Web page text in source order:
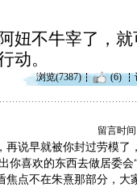
妞不牛宰了，
动。
浏览(7387) (6)
留言时间
再说早就被你封过劳模了
你喜欢的东西去做居委会
焦点不在朱熹那部分，大